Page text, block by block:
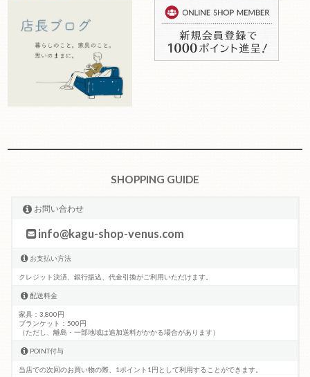
SHOPPING GUIDE
お問い合わせ
info@kagu-shop-venus.com
お支払い方法
クレジット決済、銀行振込、代金引換がご利用いただけます。
配送料金
家具：3,800円
ブランケット：500円
（ただし、離島・一部地域は追加送料がかかる場合があります）
POINT付与
当店での次回のお買い物の際、1ポイント1円として利用することができます。